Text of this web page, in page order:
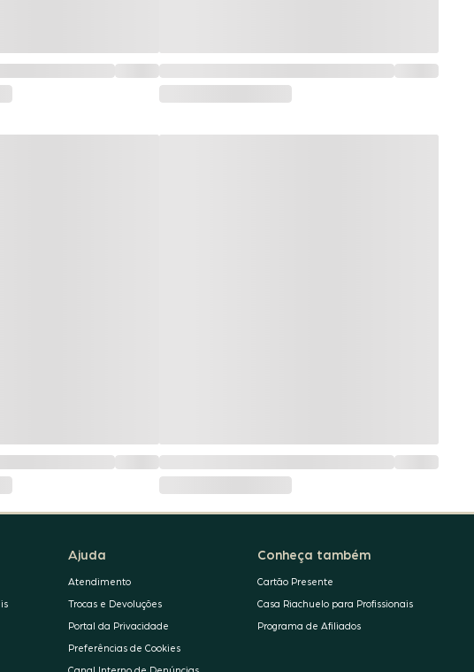
Ajuda
Atendimento
Trocas e Devoluções
Portal da Privacidade
Preferências de Cookies
Conheça também
Cartão Presente
Casa Riachuelo para Profissionais
Programa de Afiliados